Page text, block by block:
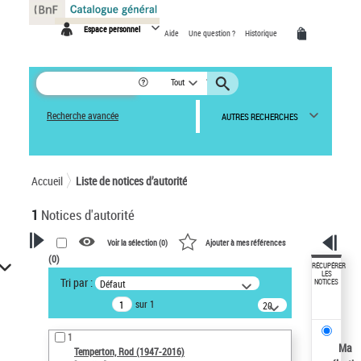
Espace personnel Aide Une question ? Historique
Tout
Recherche avancée AUTRES RECHERCHES
Accueil Liste de notices d’autorité
1 Notices d'autorité
VOTRE RECHERCHE
Recherche avancée dans les
notices d’autorité
Œuvres liées à l'auteur :
Temperton, Rod (1947-2016)
Voir la sélection (0) Ajouter à mes références
(0)
Tri par : Défaut
sur 1
20
résultats/page
1
Temperton, Rod (1947-2016)
RÉCUPÉRER
LES
NOTICES
Ma
Panneau de gestion des cookies